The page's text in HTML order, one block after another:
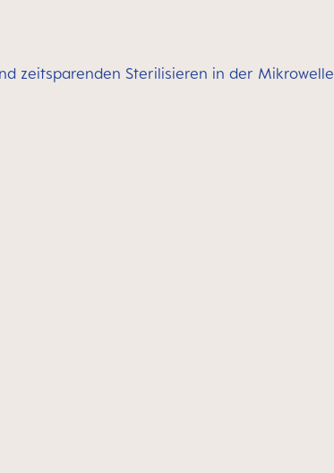
zeitsparenden Sterilisieren in der Mikrowelle